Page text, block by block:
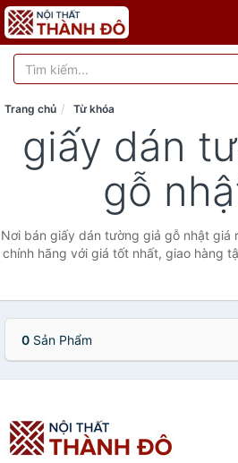
Trang chủ Từ khóa
giấy dán
gỗ
Nơi bán giấy dán tường giả gỗ nhật giá
chính hãng với giá tốt nhất, giao hàng
0 Sản Phẩm